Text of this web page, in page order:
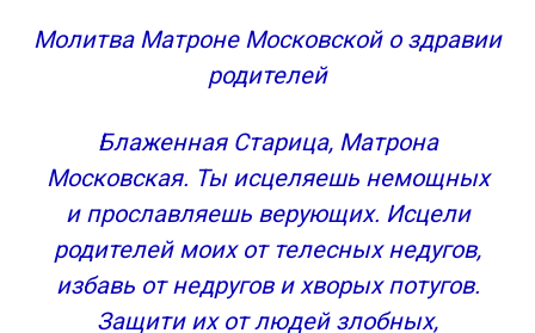
Молитва Матроне Московской о здравии
родителей
Блаженная Старица, Матрона
Московская. Ты исцеляешь немощных
и прославляешь верующих. Исцели
родителей моих от телесных недугов,
избавь от недругов и хворых потугов.
Защити их от людей злобных,